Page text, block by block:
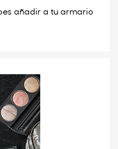
añadir a tu armario